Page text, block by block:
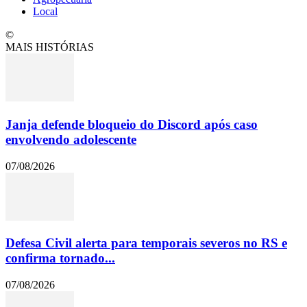
Local
©
MAIS HISTÓRIAS
Janja defende bloqueio do Discord após caso
envolvendo adolescente
07/08/2026
Defesa Civil alerta para temporais severos no RS e
confirma tornado...
07/08/2026